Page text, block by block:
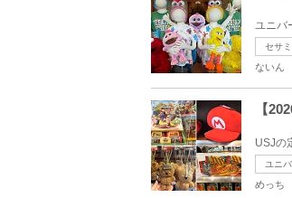
ユニバ
セサ
ないん
【
USJの
ユニバ
めっち